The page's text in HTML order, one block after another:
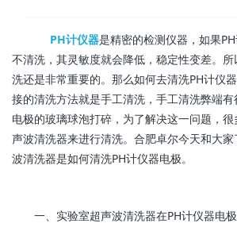
PH计仪器是精密的检测仪器，如果
不清洗，其灵敏度就会降低，稳定性变差。
洗还是非常重要的。那么如何去清洗PH计仪
接的清洗方法就是手工清洗，手工清洗弊端
电极的玻璃球泡打碎，为了解决这一问题，
声波清洗器来进行清洗。合肥卓尔今天和大
波清洗器是如何清洗PH计仪器电极。
一、实验室超声波清洗器在PH计仪器电